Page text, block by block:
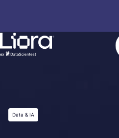
contenu
Data & IA